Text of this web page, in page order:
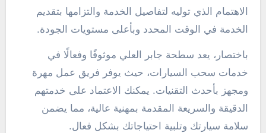
الاهتمام الذي توليه لتفاصيل الخدمة والتزامها بتقديم
الخدمة في الوقت المحدد وبأعلى مستويات الجودة.
باختصار، يعد سطحة جابر العلي موثوقًا وفعالًا في
خدمات سحب السيارات، حيث يوفر فريق عمل مهرة
ومجهز بأحدث التقنيات. يمكنك الاعتماد على خدمتهم
الدقيقة والسريعة المقدمة بمهنية عالية، مما يضمن
سلامة سيارتك وتلبية احتياجاتك بشكل فعال.